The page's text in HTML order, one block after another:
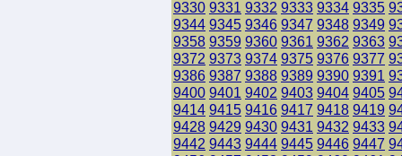
9330 9331 9332 9333 9334 9335
9344 9345 9346 9347 9348 9349
9358 9359 9360 9361 9362 9363
9372 9373 9374 9375 9376 9377
9386 9387 9388 9389 9390 9391
9400 9401 9402 9403 9404 9405
9414 9415 9416 9417 9418 9419
9428 9429 9430 9431 9432 9433
9442 9443 9444 9445 9446 9447